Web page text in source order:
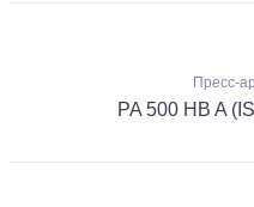
Пресс-
PA 500 HB A